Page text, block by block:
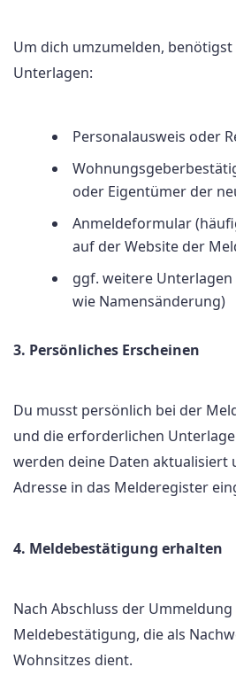
Um dich umzumelden,
Unterlagen:
Personalausweis oder
oder Eigentümer der
Anmeldeformular
auf der Website der
ggf. weitere Unterlagen
wie Namensänderung)
3. Persönliches Erscheinen
Du musst persönlich bei der
und die erforderlichen
werden deine Daten aktualisiert
Adresse in das Melderegister
4. Meldebestätigung erhalten
Nach Abschluss der
Meldebestätigung, die als
Wohnsitzes dient.